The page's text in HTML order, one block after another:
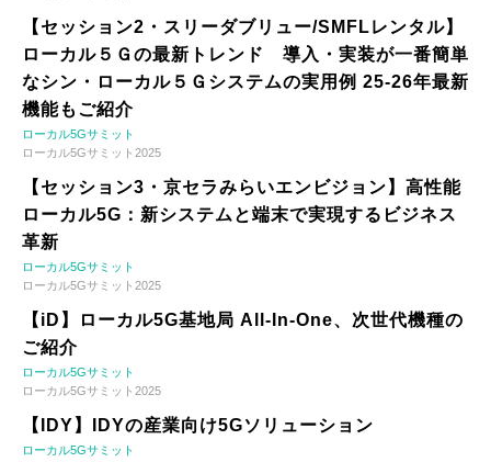
【セッション2・スリーダブリュー/SMFLレンタル】
ローカル５Ｇの最新トレンド 導入・実装が一番簡単
なシン・ローカル５Ｇシステムの実用例 25-26年最新
機能もご紹介
ローカル5Gサミット
ローカル5Gサミット2025
【セッション3・京セラみらいエンビジョン】高性能
ローカル5G：新システムと端末で実現するビジネス
革新
ローカル5Gサミット
ローカル5Gサミット2025
【iD】ローカル5G基地局 All-In-One、次世代機種の
ご紹介
ローカル5Gサミット
ローカル5Gサミット2025
【IDY】IDYの産業向け5Gソリューション
ローカル5Gサミット